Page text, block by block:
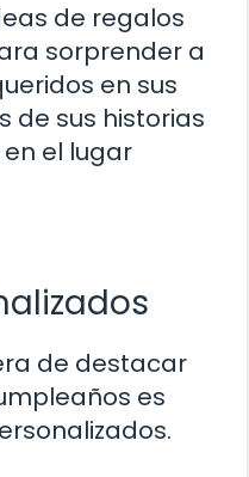
de regalos
sorprender a
en sus
de sus historias
el lugar
de destacar
es